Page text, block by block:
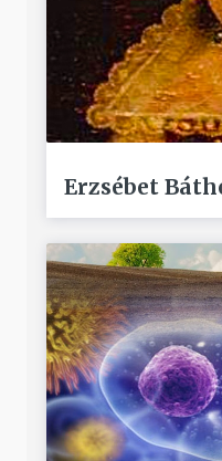
Erzsébet